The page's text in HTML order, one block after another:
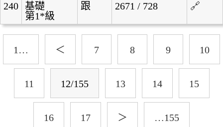
240
基礎
第1*級
跟 2671 / 728 🔗
1… ＜ 7 8 9 10
11 12/155 13 14 15
16 17 ＞ …155